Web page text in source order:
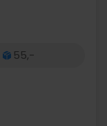
55,-